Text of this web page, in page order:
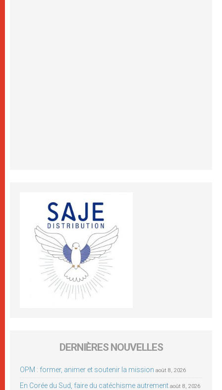
DERNIÈRES NOUVELLES
OPM : former, animer et soutenir la mission août 8, 2026
En Corée du Sud, faire du catéchisme autrement août 8, 2026